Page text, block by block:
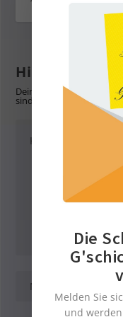
18. Februar 2026
Hinterlasse
Deine E-Mail-Adresse
sind mit markiert
Die
Melden Sie
und